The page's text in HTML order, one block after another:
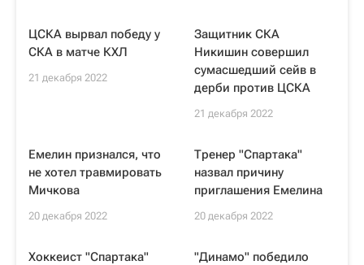
ЦСКА вырвал победу у
СКА в матче КХЛ
21 декабря 2022
Защитник СКА
Никишин совершил
сумасшедший сейв в
дерби против ЦСКА
21 декабря 2022
Емелин признался, что
не хотел травмировать
Мичкова
20 декабря 2022
Тренер "Спартака"
назвал причину
приглашения Емелина
20 декабря 2022
Хоккеист "Спартака"
"Динамо" победило